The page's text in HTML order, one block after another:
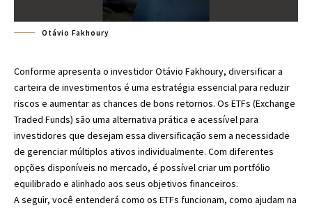
Otávio Fakhoury
Conforme apresenta o investidor Otávio Fakhoury, diversificar a
carteira de investimentos é uma estratégia essencial para reduzir
riscos e aumentar as chances de bons retornos. Os ETFs (Exchange
Traded Funds) são uma alternativa prática e acessível para
investidores que desejam essa diversificação sem a necessidade
de gerenciar múltiplos ativos individualmente. Com diferentes
opções disponíveis no mercado, é possível criar um portfólio
equilibrado e alinhado aos seus objetivos financeiros.
A seguir, você entenderá como os ETFs funcionam, como ajudam na